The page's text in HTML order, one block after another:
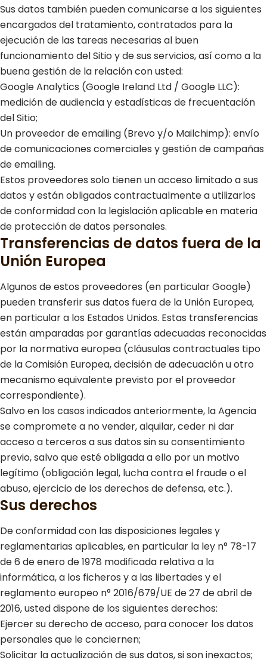
Sus datos también pueden comunicarse a los siguientes
encargados del tratamiento, contratados para la
ejecución de las tareas necesarias al buen
funcionamiento del Sitio y de sus servicios, así como a la
buena gestión de la relación con usted:
Google Analytics (Google Ireland Ltd / Google LLC):
medición de audiencia y estadísticas de frecuentación
del Sitio;
Un proveedor de emailing (Brevo y/o Mailchimp): envío
de comunicaciones comerciales y gestión de campañas
de emailing.
Estos proveedores solo tienen un acceso limitado a sus
datos y están obligados contractualmente a utilizarlos
de conformidad con la legislación aplicable en materia
de protección de datos personales.
Transferencias de datos fuera de la
Unión Europea
Algunos de estos proveedores (en particular Google)
pueden transferir sus datos fuera de la Unión Europea,
en particular a los Estados Unidos. Estas transferencias
están amparadas por garantías adecuadas reconocidas
por la normativa europea (cláusulas contractuales tipo
de la Comisión Europea, decisión de adecuación u otro
mecanismo equivalente previsto por el proveedor
correspondiente).
Salvo en los casos indicados anteriormente, la Agencia
se compromete a no vender, alquilar, ceder ni dar
acceso a terceros a sus datos sin su consentimiento
previo, salvo que esté obligada a ello por un motivo
legítimo (obligación legal, lucha contra el fraude o el
abuso, ejercicio de los derechos de defensa, etc.).
Sus derechos
De conformidad con las disposiciones legales y
reglamentarias aplicables, en particular la ley n° 78-17
de 6 de enero de 1978 modificada relativa a la
informática, a los ficheros y a las libertades y el
reglamento europeo n° 2016/679/UE de 27 de abril de
2016, usted dispone de los siguientes derechos:
Ejercer su derecho de acceso, para conocer los datos
personales que le conciernen;
Solicitar la actualización de sus datos, si son inexactos;